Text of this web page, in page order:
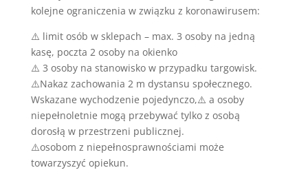
kolejne ograniczenia w związku z koronawirusem:
⚠️ limit osób w sklepach – max. 3 osoby na jedną
kasę, poczta 2 osoby na okienko
⚠️ 3 osoby na stanowisko w przypadku targowisk.
⚠️Nakaz zachowania 2 m dystansu społecznego.
Wskazane wychodzenie pojedynczo,⚠️ a osoby
niepełnoletnie mogą przebywać tylko z osobą
dorosłą w przestrzeni publicznej.
⚠️osobom z niepełnosprawnościami może
towarzyszyć opiekun.